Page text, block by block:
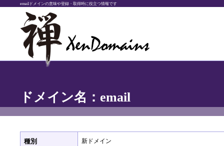
emailドメインの意味や登録・取得時に役立つ情報です
ドメイン名：email
種別 新ドメイン